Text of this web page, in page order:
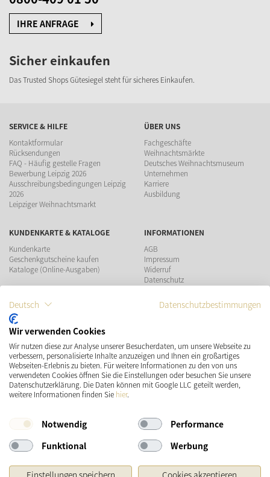
IHRE ANFRAGE
Sicher einkaufen
Das Trusted Shops Gütesiegel steht für sicheres Einkaufen.
SERVICE & HILFE
Kontaktformular
Rücksendungen
FAQ - Häufig gestelle Fragen
Bewerbung Leipzig 2026
Ausschreibungsbedingungen Leipzig
2026
Leipziger Weihnachtsmarkt
ÜBER UNS
Fachgeschäfte
Weihnachtsmärkte
Deutsches Weihnachtsmuseum
Unternehmen
Karriere
Ausbildung
KUNDENKARTE & KATALOGE
Kundenkarte
Geschenkgutscheine kaufen
Kataloge (Online-Ausgaben)
INFORMATIONEN
AGB
Impressum
Widerruf
Datenschutz
ZAHLUNGSMÖGLICHKEITEN
VERSAND SOCIAL MEDIA
* Preisangaben inkl. gesetzl. MwSt. und zzgl.Versandkosten
Deutsch Datenschutzbestimmungen
Wir verwenden Cookies
Wir nutzen diese zur Analyse unserer Besucherdaten, um unsere Webseite zu
verbessern, personalisierte Inhalte anzuzeigen und Ihnen ein großartiges
Webseiten-Erlebnis zu bieten. Für weitere Informationen zu den von uns
verwendeten Cookies öffnen Sie die Einstellungen oder besuchen Sie unsere
Datenschutzerklärung. Die Daten können mit Google LLC geteilt werden,
weitere Informationen finden Sie hier.
Notwendig
Performance
Funktional
Werbung
Einstellungen speichern Cookies akzeptieren